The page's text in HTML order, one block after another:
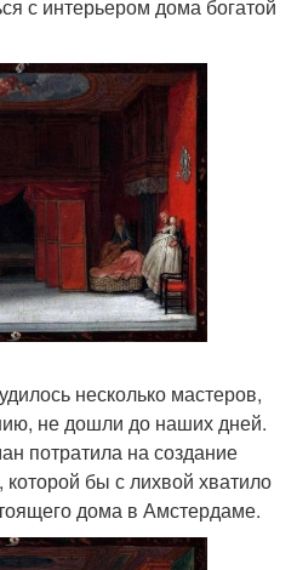
с интерьером дома богатой
несколько мастеров,
не дошли до наших дней.
потратила на создание
которой бы с лихвой хватило
дома в Амстердаме.